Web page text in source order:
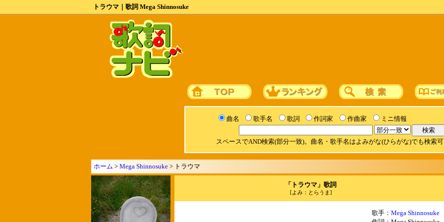
トラウマ｜歌詞 Mega Shinnosuke
曲名 歌手名 歌詞 作詞家 作曲家 ミニ情報
スペースでAND検索(部分一致)。曲名・歌手名はよみがな(ひらがな)でも検索
ホーム > Mega Shinnosuke > トラウマ
「トラウマ」歌詞
[よみ：とらうま]
歌手： Mega Shinnosuke